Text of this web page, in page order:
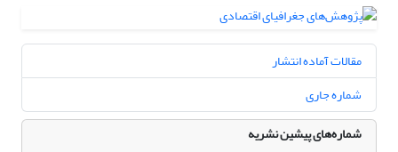
مقالات آماده انتشار
شماره جاری
شماره‌های پیشین نشریه